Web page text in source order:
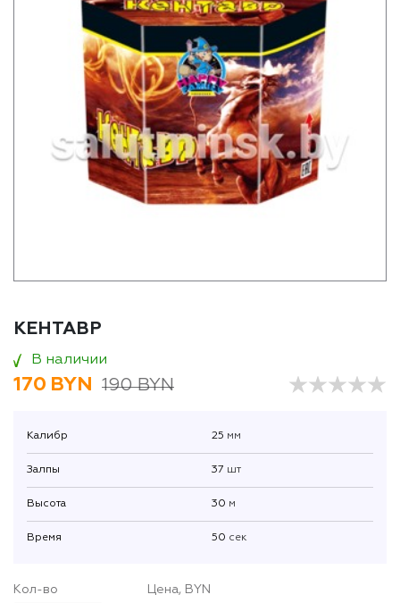
КЕНТАВР
В наличии
170 BYN 190 BYN
Калибр 25 мм
Залпы 37 шт
Высота 30 м
Время 50 сек
Кол-во Цена, BYN